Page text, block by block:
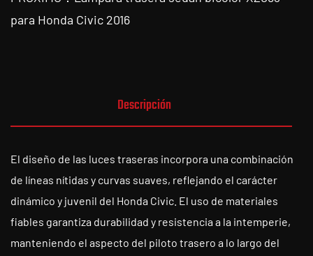
para Honda Civic 2016
Descripción
El diseño de las luces traseras incorpora una combinación
de líneas nítidas y curvas suaves, reflejando el carácter
dinámico y juvenil del Honda Civic. El uso de materiales
fiables garantiza durabilidad y resistencia a la intemperie,
manteniendo el aspecto del piloto trasero a lo largo del